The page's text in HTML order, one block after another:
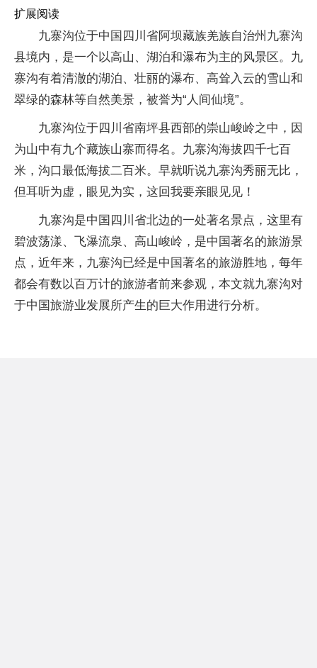
扩展阅读
九寨沟位于中国四川省阿坝藏族羌族自治州九寨沟
县境内，是一个以高山、湖泊和瀑布为主的风景区。九
寨沟有着清澈的湖泊、壮丽的瀑布、高耸入云的雪山和
翠绿的森林等自然美景，被誉为“人间仙境”。
九寨沟位于四川省南坪县西部的崇山峻岭之中，因
为山中有九个藏族山寨而得名。九寨沟海拔四千七百
米，沟口最低海拔二百米。早就听说九寨沟秀丽无比，
但耳听为虚，眼见为实，这回我要亲眼见见！
九寨沟是中国四川省北边的一处著名景点，这里有
碧波荡漾、飞瀑流泉、高山峻岭，是中国著名的旅游景
点，近年来，九寨沟已经是中国著名的旅游胜地，每年
都会有数以百万计的旅游者前来参观，本文就九寨沟对
于中国旅游业发展所产生的巨大作用进行分析。